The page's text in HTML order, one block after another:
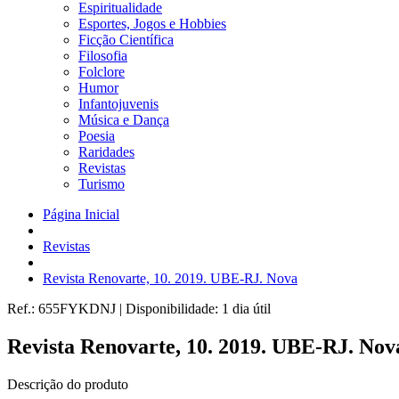
Espiritualidade
Esportes, Jogos e Hobbies
Ficção Científica
Filosofia
Folclore
Humor
Infantojuvenis
Música e Dança
Poesia
Raridades
Revistas
Turismo
Página Inicial
Revistas
Revista Renovarte, 10. 2019. UBE-RJ. Nova
Ref.: 655FYKDNJ | Disponibilidade: 1 dia útil
Revista Renovarte, 10. 2019. UBE-RJ.
Descrição do produto